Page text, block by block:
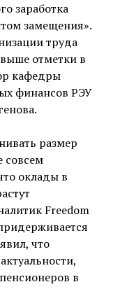
заработка
замещения».
труда
отметки в
кафедры
финансов РЭУ
размер
совсем
оклады в
Freedom
что
в